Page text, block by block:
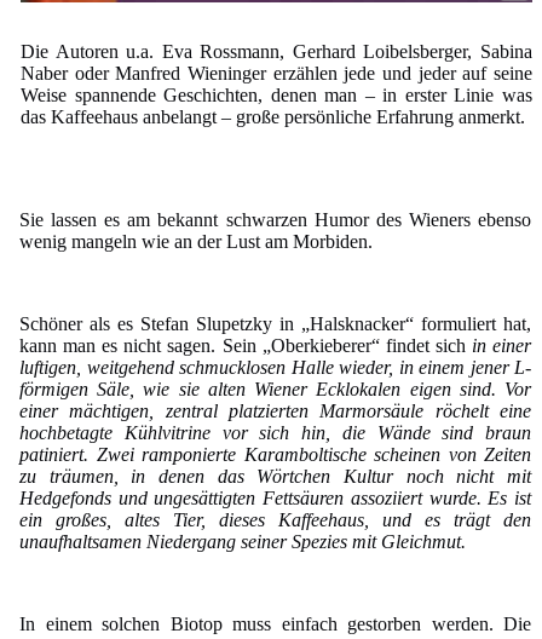
Die Autoren u.a. Eva Rossmann, Gerhard Loibelsberger, Sabina
Naber oder Manfred Wieninger erzählen jede und jeder auf seine
Weise spannende Geschichten, denen man – in erster Linie was
das Kaffeehaus anbelangt – große persönliche Erfahrung anmerkt.
Sie lassen es am bekannt schwarzen Humor des Wieners ebenso
wenig mangeln wie an der Lust am Morbiden.
Schöner als es Stefan Slupetzky in „Halsknacker“ formuliert hat,
kann man es nicht sagen. Sein „Oberkieberer“ findet sich in einer
luftigen, weitgehend schmucklosen Halle wieder, in einem jener L-
förmigen Säle, wie sie alten Wiener Ecklokalen eigen sind. Vor
einer mächtigen, zentral platzierten Marmorsäule röchelt eine
hochbetagte Kühlvitrine vor sich hin, die Wände sind braun
patiniert. Zwei ramponierte Karamboltische scheinen von Zeiten
zu träumen, in denen das Wörtchen Kultur noch nicht mit
Hedgefonds und ungesättigten Fettsäuren assoziiert wurde. Es ist
ein großes, altes Tier, dieses Kaffeehaus, und es trägt den
unaufhaltsamen Niedergang seiner Spezies mit Gleichmut.
In einem solchen Biotop muss einfach gestorben werden. Die